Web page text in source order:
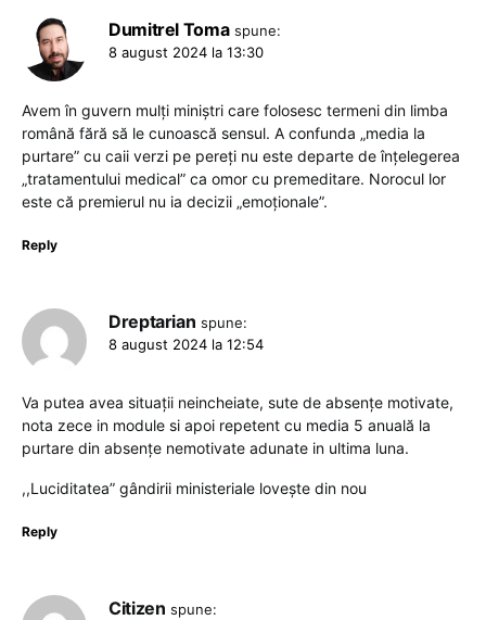
Dumitrel Toma spune:
8 august 2024 la 13:30
Avem în guvern mulți miniștri care folosesc termeni din limba
română fără să le cunoască sensul. A confunda „media la
purtare” cu caii verzi pe pereți nu este departe de înțelegerea
„tratamentului medical” ca omor cu premeditare. Norocul lor
este că premierul nu ia decizii „emoționale”.
Reply
Dreptarian spune:
8 august 2024 la 12:54
Va putea avea situații neincheiate, sute de absențe motivate,
nota zece in module si apoi repetent cu media 5 anuală la
purtare din absențe nemotivate adunate in ultima luna.
,,Luciditatea” gândirii ministeriale lovește din nou
Reply
Citizen spune: